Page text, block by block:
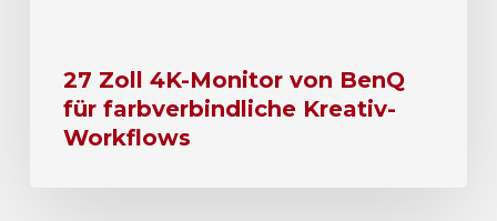
27 Zoll 4K-Monitor von BenQ
für farbverbindliche Kreativ-
Workflows